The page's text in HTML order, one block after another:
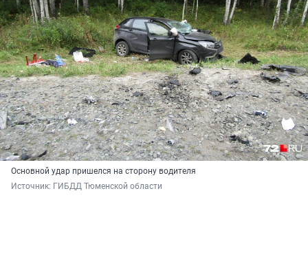
Основной удар пришелся на сторону водителя
Источник: ГИБДД Тюменской области